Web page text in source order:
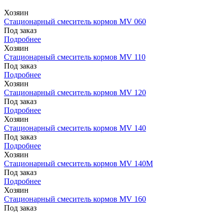
Хозяин
Стационарный смеситель кормов MV 060
Под заказ
Подробнее
Хозяин
Стационарный смеситель кормов MV 110
Под заказ
Подробнее
Хозяин
Стационарный смеситель кормов MV 120
Под заказ
Подробнее
Хозяин
Стационарный смеситель кормов MV 140
Под заказ
Подробнее
Хозяин
Стационарный смеситель кормов MV 140М
Под заказ
Подробнее
Хозяин
Стационарный смеситель кормов MV 160
Под заказ